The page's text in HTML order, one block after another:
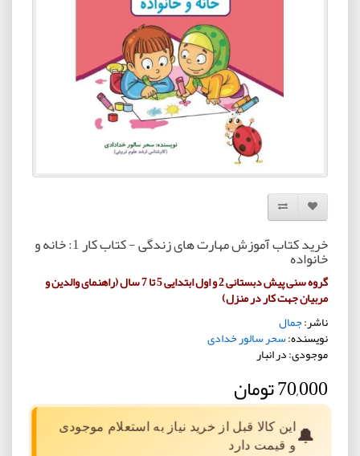
افزودن به لیست دلخواه
مقایسه این محصول
خرید کتاب آموزش مهارت های زندگی - کتاب کار 1: خانه و
خانواده
گروه سنی پیش دبستانی 2 و اول ابتدایی 5 تا 7 سال (راهنمای والدین و
مربیان جهت کار در منزل)
ناشر:جمال
نویسنده:سحر سالور خدادی
موجودی: در انبار
70,000 تومان
🔔این کالا قبل از خرید نیاز به استعلام موجودی
و قیمت دارد